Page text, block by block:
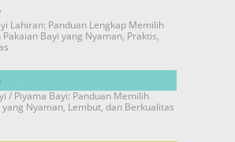
Lahiran: Panduan Lengkap Memilih
Bayi yang Nyaman, Praktis,
/ Piyama Bayi: Panduan Memilih
yang Nyaman, Lembut, dan Berkualitas